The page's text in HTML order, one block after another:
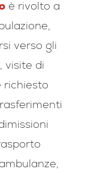
è rivolto a
verso gli
visite di
richiesto